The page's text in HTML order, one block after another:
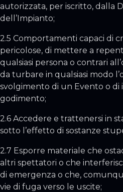
autorizzata, per iscritto, dalla
dell’Impianto;
2.5 Comportamenti capaci di
pericolose, di mettere a
qualsiasi persona o contrari
da turbare in qualsiasi modo
svolgimento di un Evento o di
godimento;
2.6 Accedere e trattenersi in
sotto l’effetto di sostanze
2.7 Esporre materiale che
altri spettatori o che
di emergenza o che,
vie di fuga verso le uscite;